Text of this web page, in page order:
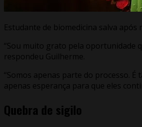
Estudante de biomedicina salva
“Sou muito grato pela oportunidade
respondeu Guilherme.
“Somos apenas parte do processo.
apenas esperança para que eles
Quebra de sigilo